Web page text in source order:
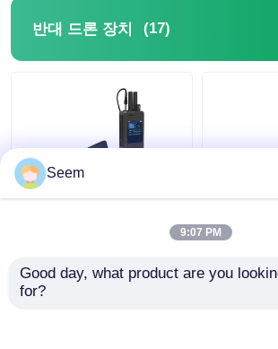
반대 드론 장치 (17)
기 DJI 오텔 UAV 탐지
최고의 가격
2GHz-
및 추적
Seem
9:07 PM
Good day, what product are you
for?